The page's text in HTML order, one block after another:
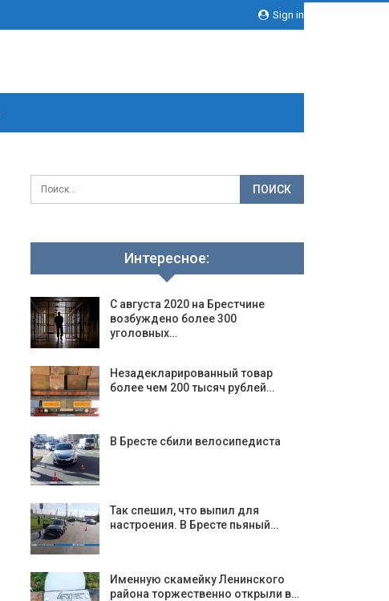
Sign in
Интересное:
С августа 2020 на Брестчине
возбуждено более 300
уголовных…
Незадекларированный товар
более чем 200 тысяч рублей…
В Бресте сбили велосипедиста
Так спешил, что выпил для
настроения. В Бресте пьяный…
Именную скамейку Ленинского
района торжественно открыли в…